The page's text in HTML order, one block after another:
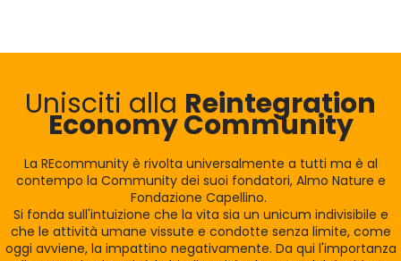
Unisciti alla Reintegration
Economy Community
La REcommunity è rivolta universalmente a tutti ma è al
contempo la Community dei suoi fondatori, Almo Nature e
Fondazione Capellino.
Si fonda sull'intuizione che la vita sia un unicum indivisibile e
che le attività umane vissute e condotte senza limite, come
oggi avviene, la impattino negativamente. Da qui l'importanza